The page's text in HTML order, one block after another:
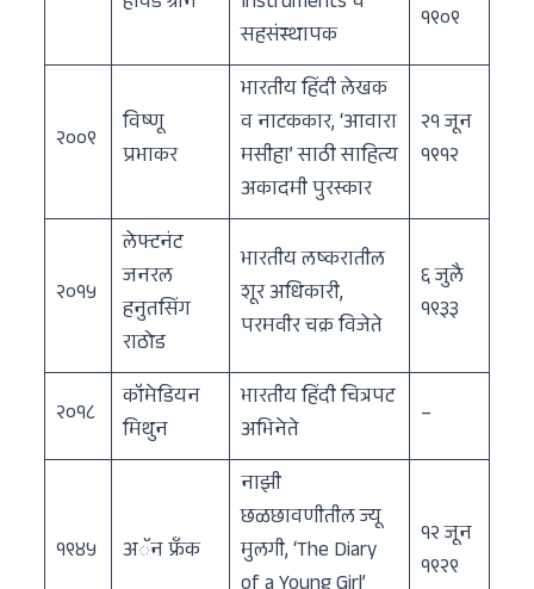
सहसंस्थापक
१९०९
२००९
विष्णू
प्रभाकर
भारतीय हिंदी लेखक
व नाटककार, ‘आवारा
मसीहा’ साठी साहित्य
अकादमी पुरस्कार
२१ जून
१९१२
२०१५
लेफ्टनंट
जनरल
हनुतसिंग
राठोड
भारतीय लष्करातील
शूर अधिकारी,
परमवीर चक्र विजेते
६ जुलै
१९३३
२०१८
कॉमेडियन
मिथुन
भारतीय हिंदी चित्रपट
अभिनेते
–
१९४५ अॅन फ्रँक
नाझी
छळछावणीतील ज्यू
मुलगी, ‘The Diary
१२ जून
१९२९